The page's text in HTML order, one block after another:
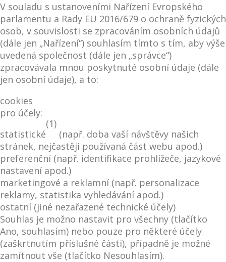
V souladu s ustanoveními Nařízení Evropského
parlamentu a Rady EU 2016/679 o ochraně fyzických
osob, v souvislosti se zpracováním osobních údajů
(dále jen „Nařízení“) souhlasím tímto s tím, aby výše
uvedená společnost (dále jen „správce“)
zpracovávala mnou poskytnuté osobní údaje (dále
jen osobní údaje), a to:
cookies
pro účely:
statistické
(1)
(např. doba vaší návštěvy našich
stránek, nejčastěji používaná část webu apod.)
preferenční (např. identifikace prohlížeče, jazykové
nastavení apod.)
marketingové a reklamní (např. personalizace
reklamy, statistika vyhledávání apod.)
ostatní (jiné nezařazené technické účely)
Souhlas je možno nastavit pro všechny (tlačítko
Ano, souhlasím) nebo pouze pro některé účely
(zaškrtnutím příslušné části), případně je možné
zamítnout vše (tlačítko Nesouhlasím).